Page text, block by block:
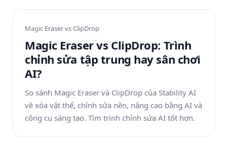
Magic Eraser vsClipDrop
Magic Eraser vs ClipDrop: Trình
chỉnh sửa tập trung hay sân chơi
AI?
So sánh Magic Eraser và ClipDrop của Stability AI
về xóa vật thể, chỉnh sửa nền, nâng cao bằng AI và
công cụ sáng tạo. Tìm trình chỉnh sửa AI tốt hơn.